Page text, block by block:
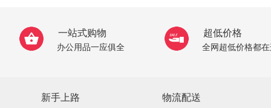
一站式购物
办公用品一应俱全
超低价格
全网超低价格都
新手上路 物流配送